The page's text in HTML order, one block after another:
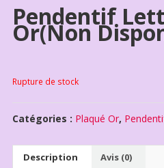
Pendentif
Or(non
Rupture de stock
Catégories : Plaqué Or,
Description Avis (0)